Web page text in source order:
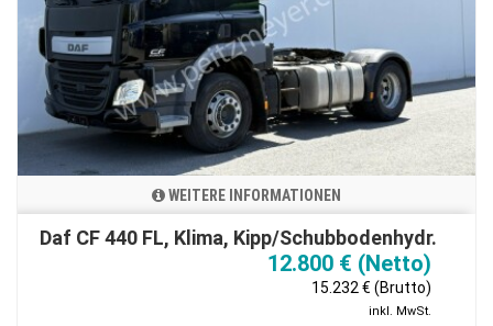
WEITERE INFORMATIONEN
Daf CF 440 FL, Klima, Kipp/Schubbodenhydr.
12.800 € (Netto)
15.232 € (Brutto)
inkl. MwSt.